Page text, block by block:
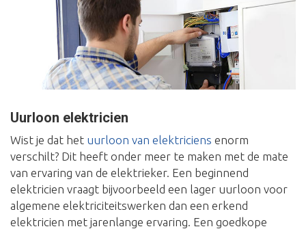
Uurloon elektricien
Wist je dat het uurloon van elektriciens enorm
verschilt? Dit heeft onder meer te maken met de mate
van ervaring van de elektrieker. Een beginnend
elektricien vraagt bijvoorbeeld een lager uurloon voor
algemene elektriciteitswerken dan een erkend
elektricien met jarenlange ervaring. Een goedkope